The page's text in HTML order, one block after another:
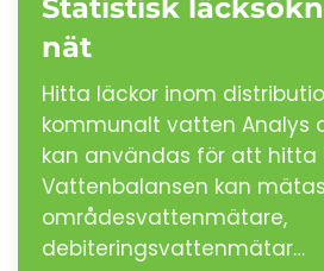
Statistisk
nät
Hitta läckor inom
kommunalt vatten Analys
kan användas för att hitta
Vattenbalansen kan
områdesvattenmätare,
debiteringsvattenmätar…